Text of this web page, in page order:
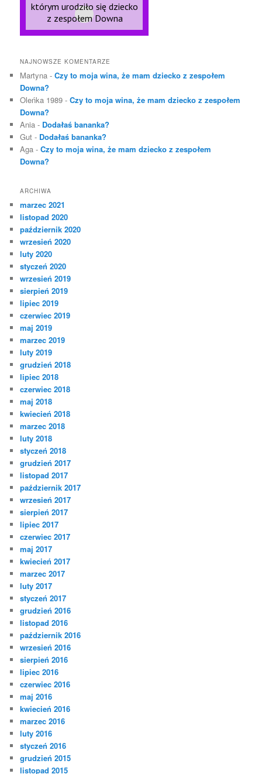
NAJNOWSZE KOMENTARZE
Martyna -Czy to moja wina, że mam dziecko z zespołem
Downa?
Oleńka 1989 -Czy to moja wina, że mam dziecko z zespołem
Downa?
Ania - Dodałaś bananka?
Gut - Dodałaś bananka?
Aga -Czy to moja wina, że mam dziecko z zespołem
Downa?
ARCHIWA
marzec 2021
listopad 2020
październik 2020
wrzesień 2020
luty 2020
styczeń 2020
wrzesień 2019
sierpień 2019
lipiec 2019
czerwiec 2019
maj 2019
marzec 2019
luty 2019
grudzień 2018
lipiec 2018
czerwiec 2018
maj 2018
kwiecień 2018
marzec 2018
luty 2018
styczeń 2018
grudzień 2017
listopad 2017
październik 2017
wrzesień 2017
sierpień 2017
lipiec 2017
czerwiec 2017
maj 2017
kwiecień 2017
marzec 2017
luty 2017
styczeń 2017
grudzień 2016
listopad 2016
październik 2016
wrzesień 2016
sierpień 2016
lipiec 2016
czerwiec 2016
maj 2016
kwiecień 2016
marzec 2016
luty 2016
styczeń 2016
grudzień 2015
listopad 2015